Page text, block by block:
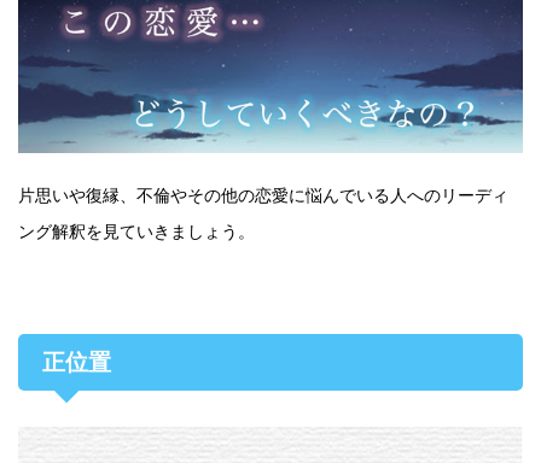
片思いや復縁、不倫やその他の恋愛に悩んでいる人へのリーディ
ング解釈を見ていきましょう。
正位置